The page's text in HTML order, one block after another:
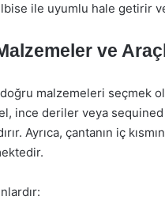
ile uyumlu hale getirir
ve
malzemeleri seçmek
ince deriler veya
Ayrıca, çantanın iç